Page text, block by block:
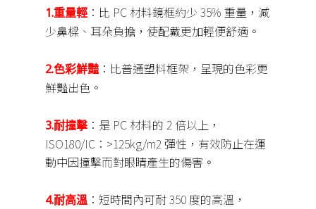
1.重量輕 ：比 PC 材料鏡框約少 35% 重量，減
少鼻樑、耳朵負擔，使配戴更加輕便舒適。
2.色彩鮮豔 ：比普通塑料框架，呈現的色彩更
鮮豔出色。
3.耐撞擊：是 PC 材料的 2 倍以上，
ISO180/IC：>125kg/m2 彈性，有效防止在運
動中因撞擊而對眼睛產生的傷害。
4.耐高溫 ：短時間內可耐 350 度的高溫，